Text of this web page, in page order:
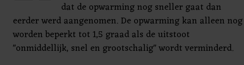
dat de opwarming nog sneller gaat dan
eerder werd aangenomen. De opwarming kan alleen nog
worden beperkt tot 1,5 graad als de uitstoot
"onmiddellijk, snel en grootschalig" wordt verminderd.